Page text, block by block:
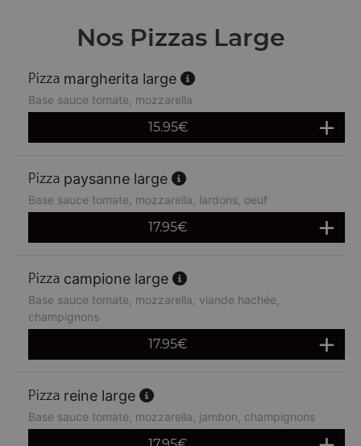
Nos Pizzas Large
margherita large
Base sauce tomate, mozzarella
15.95€
paysanne large
Base sauce tomate, mozzarella, lardons, oeuf
17.95€
campione large
Base sauce tomate, mozzarella, viande hachée,
champignons
17.95€
reine large
Base sauce tomate, mozzarella, jambon, champignons